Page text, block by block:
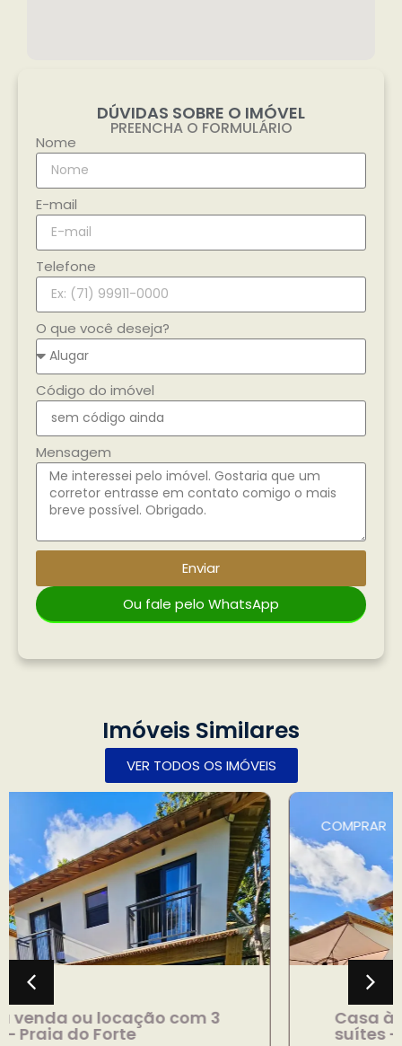
DÚVIDAS SOBRE O IMÓVEL
PREENCHA O FORMULÁRIO
Nome
E-mail
Telefone
O que você deseja?
Código do imóvel
Mensagem
Enviar
Ou fale pelo WhatsApp
Imóveis Similares
COMPRAR
Casa à venda ou locação com 3
suítes – Praia do Forte
VER TODOS OS IMÓVEIS